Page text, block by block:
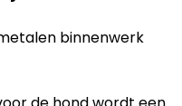
binnenwerk